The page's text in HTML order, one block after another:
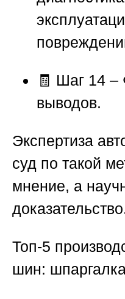
🧾 Шаг 14
выводов.
Экспертиза
суд по такой
мнение, а
Топ-5
шин: